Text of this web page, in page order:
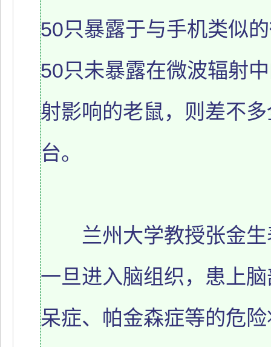
50只暴露于与手机类似
50只未暴露在微波辐射
射影响的老鼠，则差不
台。
兰州大学教授张金生
一旦进入脑组织，患上
呆症、帕金森症等的危